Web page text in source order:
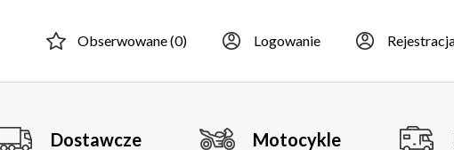
Obserwowane (0) Logowanie
Dostawcze Motocykle